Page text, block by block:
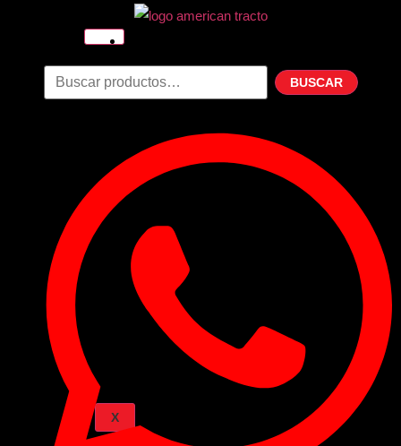
Nosotros
Productos
Refrigerante
Lubricantes
Contacto
Iniciar Sesion
Registro
Restablecer la contraseña
X
BUSCAR